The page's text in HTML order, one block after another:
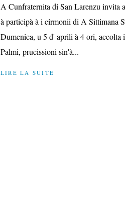
A Cunfraternita di San Larenzu invita
à participà à i cirmonii di A Sittimana
Dumenica, u 5 d' aprili à 4 ori,
Palmi, prucissioni sin'à...
LIRE LA SUITE